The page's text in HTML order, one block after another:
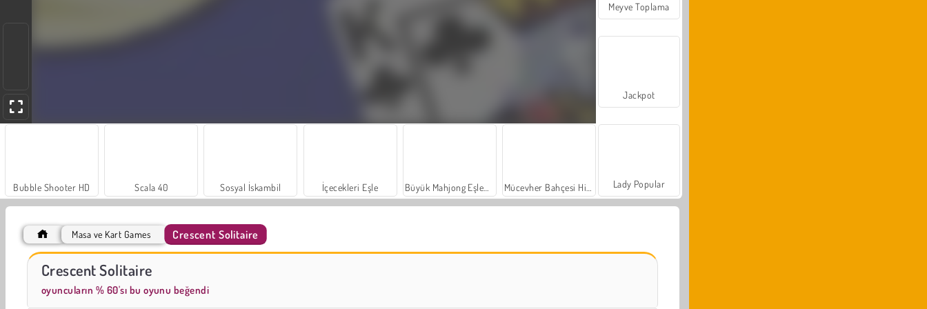
Bubble Shooter HD Scala 40 Sosyal İskambil İçecekleri Eşle
Trollface Quest: USA 2
Meyve Toplama
Jackpot
Lady Popular
Masa ve Kart Games Crescent Solitaire
Crescent Solitaire
oyuncuların % 60'sı bu oyunu beğendi